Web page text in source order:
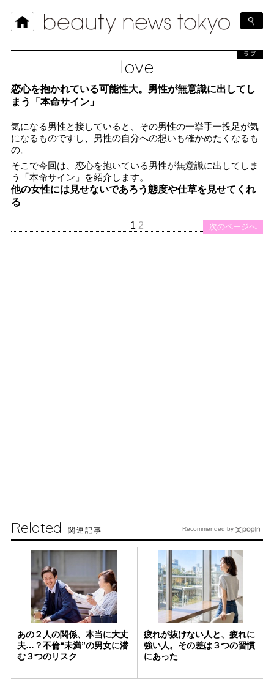
love
ラブ
恋心を抱かれている可能性大。男性が無意識に出してし
まう「本命サイン」
気になる男性と接していると、その男性の一挙手一投足が気
になるものですし、男性の自分への想いも確かめたくなるも
の。
そこで今回は、恋心を抱いている男性が無意識に出してしま
う「本命サイン」を紹介します。
他の女性には見せないであろう態度や仕草を見せてくれ
る
次のページへ
1 2
Related 関連記事
あの２人の関係、本当に大丈
夫…？不倫“未満”の男女に潜
む３つのリスク
疲れが抜けない人と、疲れに
強い人。その差は３つの習慣
にあった
Recommended by